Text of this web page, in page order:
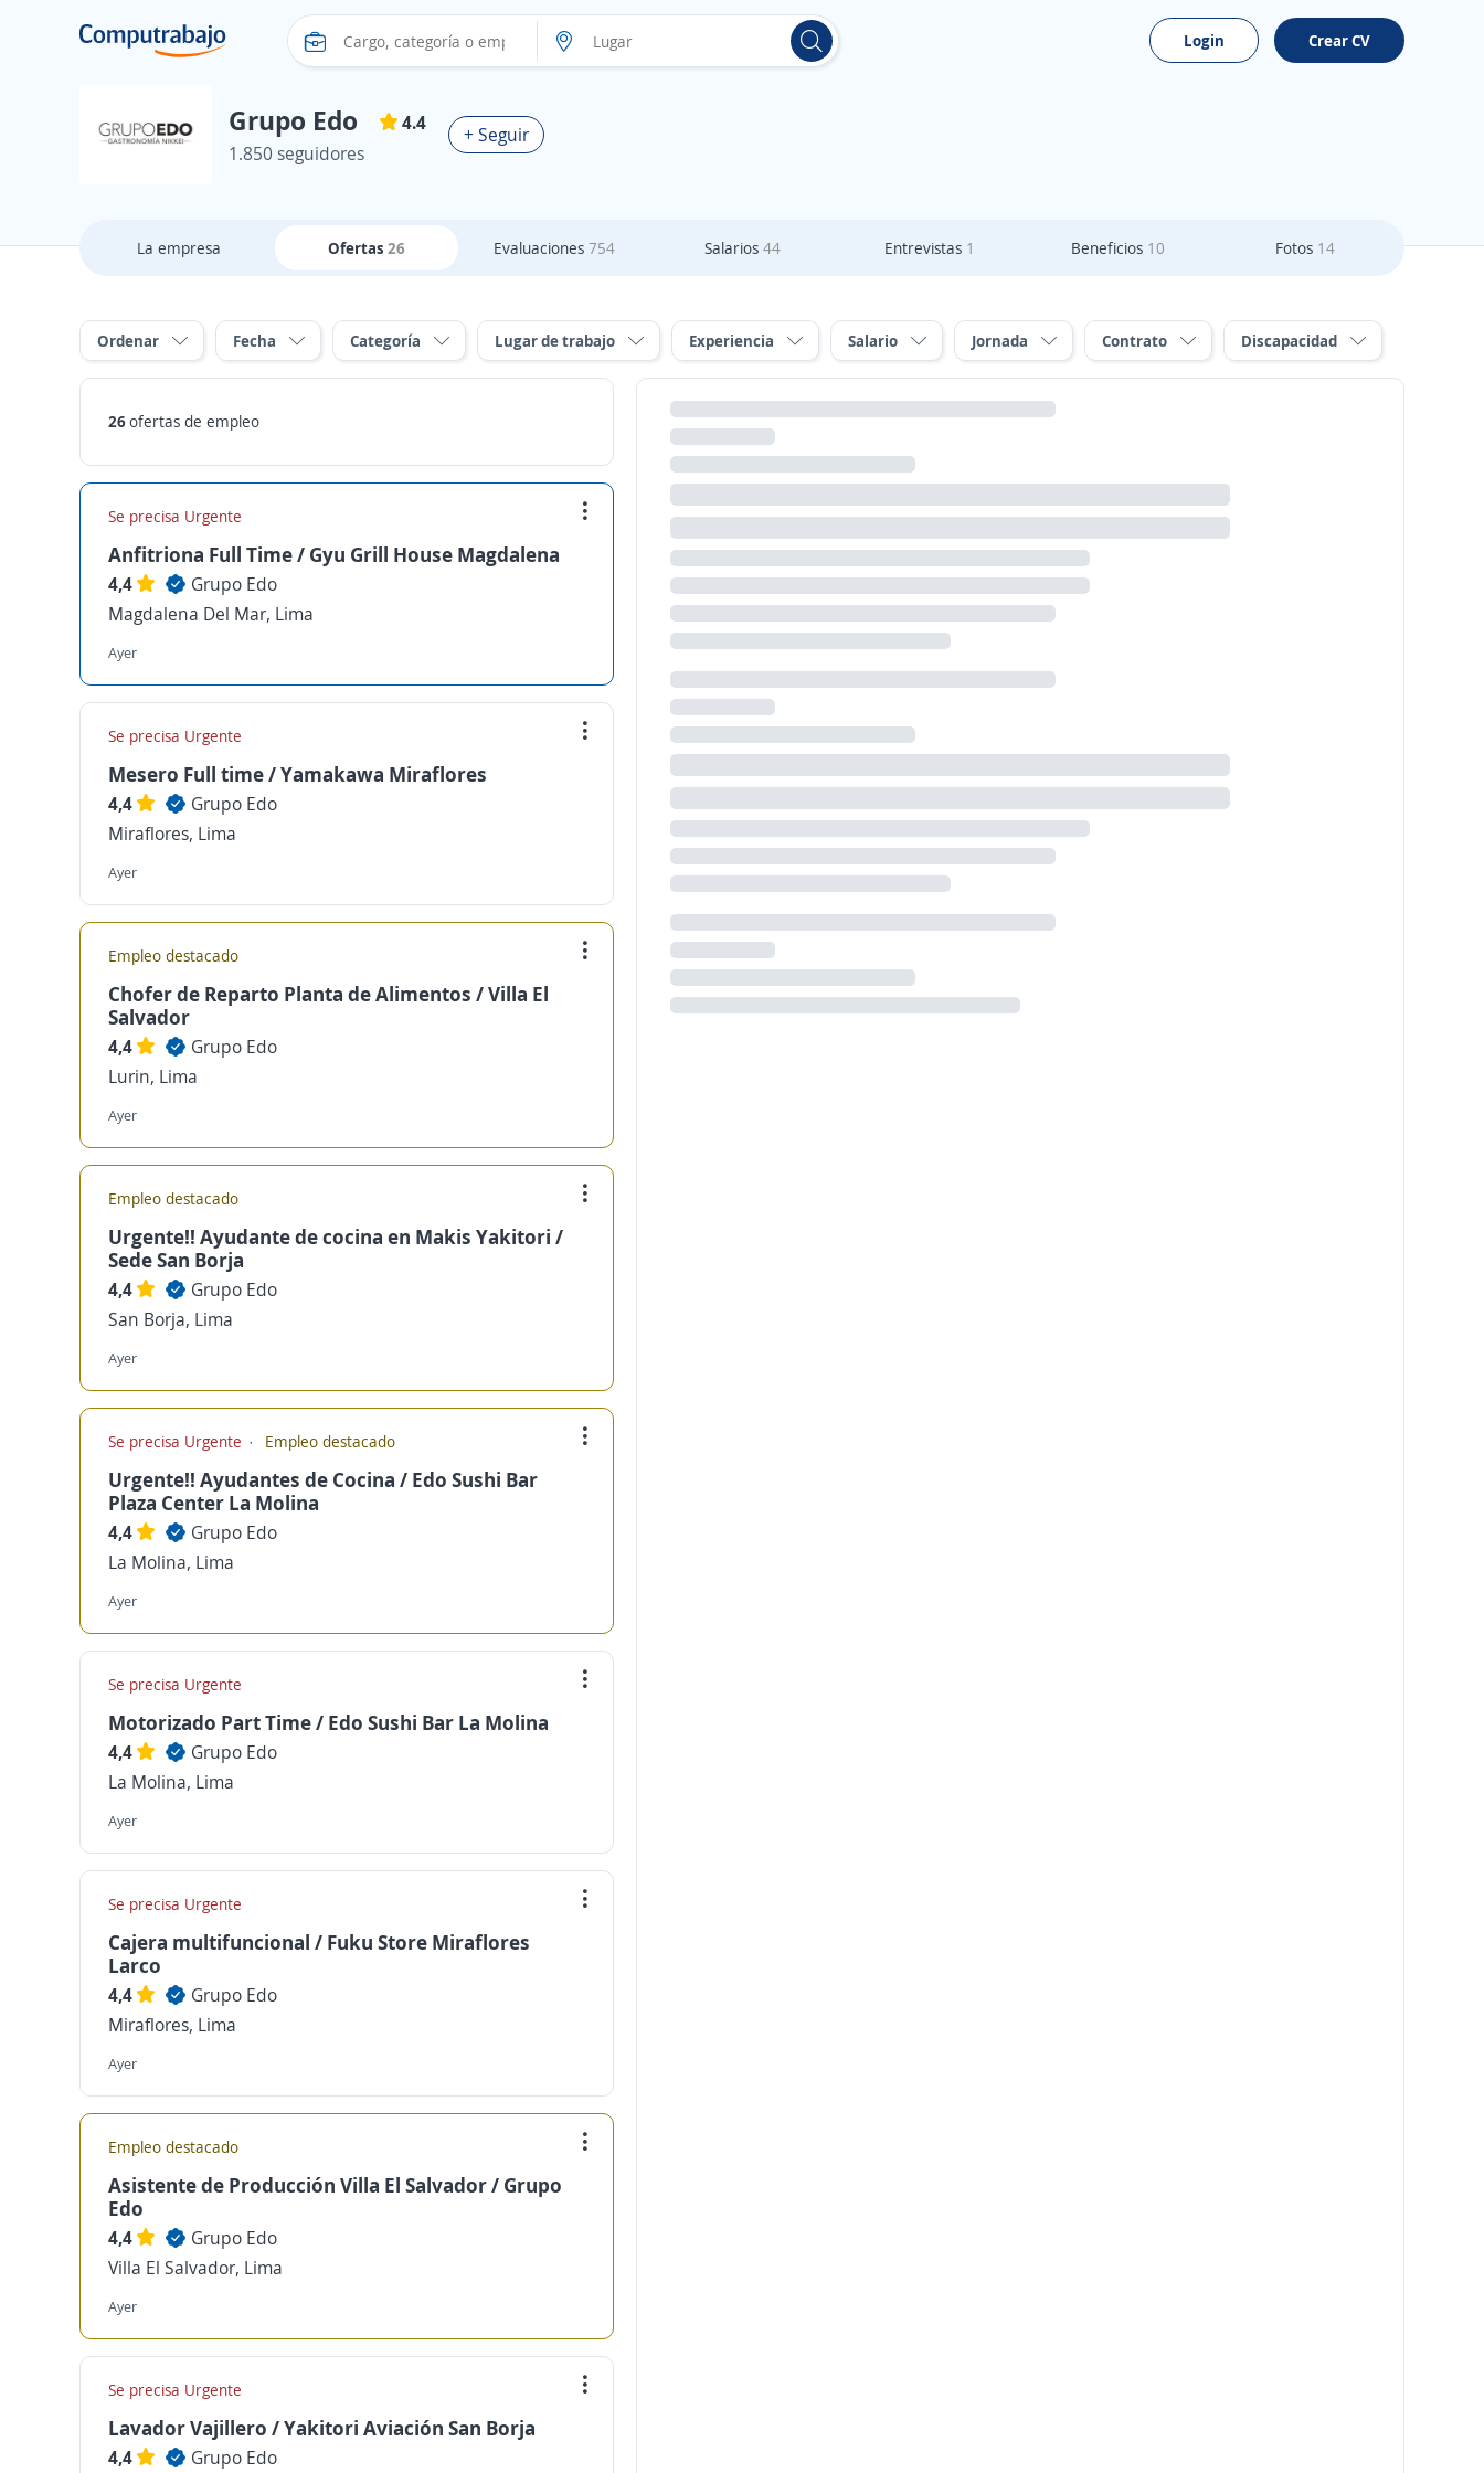
Login Crear CV
Grupo Edo
4.4
1.850 seguidores
+ Seguir
La empresa Ofertas 26 Evaluaciones 754 Salarios 44 Entrevistas 1 Beneficios 10 Fotos 14
Ordenar Fecha Categoría Lugar de trabajo Experiencia Salario Jornada Contrato Discapacidad
26ofertas de empleo
Se precisa Urgente
Anfitriona Full Time / Gyu Grill House Magdalena
4,4
Grupo Edo
Magdalena Del Mar, Lima
Ayer
Se precisa Urgente
Mesero Full time / Yamakawa Miraflores
4,4
Grupo Edo
Miraflores, Lima
Ayer
Empleo destacado
Chofer de Reparto Planta de Alimentos / Villa El
Salvador
4,4
Grupo Edo
Lurin, Lima
Ayer
Empleo destacado
Urgente!! Ayudante de cocina en Makis Yakitori /
Sede San Borja
4,4
Grupo Edo
San Borja, Lima
Ayer
Se precisa Urgente Empleo destacado
Urgente!! Ayudantes de Cocina / Edo Sushi Bar
Plaza Center La Molina
4,4
Grupo Edo
La Molina, Lima
Ayer
Se precisa Urgente
Motorizado Part Time / Edo Sushi Bar La Molina
4,4
Grupo Edo
La Molina, Lima
Ayer
Se precisa Urgente
Cajera multifuncional / Fuku Store Miraflores
Larco
4,4
Grupo Edo
Miraflores, Lima
Ayer
Empleo destacado
Asistente de Producción Villa El Salvador / Grupo
Edo
4,4
Grupo Edo
Villa El Salvador, Lima
Ayer
Se precisa Urgente
Lavador Vajillero / Yakitori Aviación San Borja
4,4 Grupo Edo